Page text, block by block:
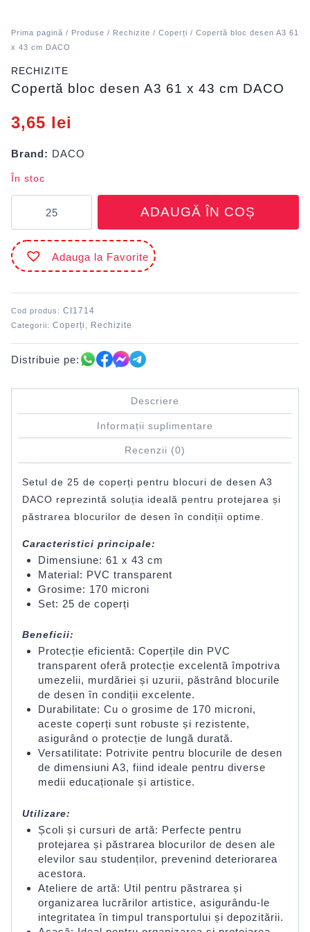
Prima pagină / Produse / Rechizite / Coperți / Copertă bloc desen A3 61
x 43 cm DACO
RECHIZITE
Copertă bloc desen A3 61 x 43 cm DACO
3,65 lei
Brand: DACO
În stoc
Copertă
bloc
desen
A3
61
DACO
ADAUGĂ ÎN COȘ
Adauga la Favorite
Cod produs: CI1714
Categorii: Coperți , Rechizite
Distribuie pe:
Descriere
Informații suplimentare
Recenzii (0)
Setul de 25 de coperți pentru blocuri de desen A3
DACO reprezintă soluția ideală pentru protejarea și
păstrarea blocurilor de desen în condiții optime.
Caracteristici principale:
Dimensiune: 61 x 43 cm
Material: PVC transparent
Grosime: 170 microni
Set: 25 de coperți
Beneficii:
Protecție eficientă: Coperțile din PVC
transparent oferă protecție excelentă împotriva
umezelii, murdăriei și uzurii, păstrând blocurile
de desen în condiții excelente.
Durabilitate: Cu o grosime de 170 microni,
aceste coperți sunt robuste și rezistente,
asigurând o protecție de lungă durată.
Versatilitate: Potrivite pentru blocurile de desen
de dimensiuni A3, fiind ideale pentru diverse
medii educaționale și artistice.
Utilizare:
Școli și cursuri de artă: Perfecte pentru
protejarea și păstrarea blocurilor de desen ale
elevilor sau studenților, prevenind deteriorarea
acestora.
Ateliere de artă: Util pentru păstrarea și
organizarea lucrărilor artistice, asigurându-le
integritatea în timpul transportului și depozitării.